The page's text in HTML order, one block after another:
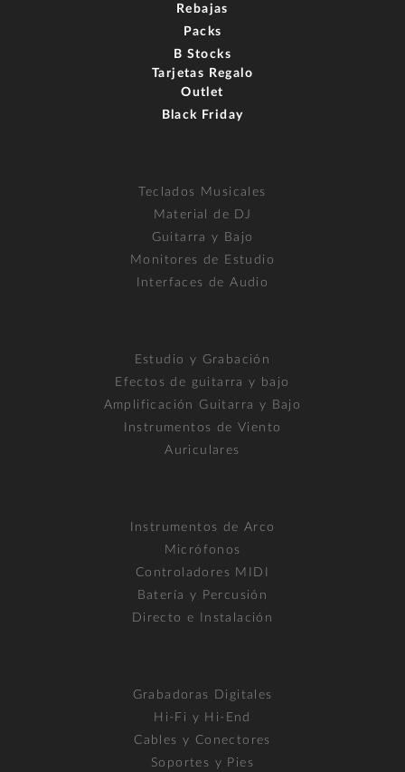
Rebajas
Packs
B Stocks
Tarjetas Regalo
Outlet
Black Friday
Teclados Musicales
Material de DJ
Guitarra y Bajo
Monitores de Estudio
Interfaces de Audio
Estudio y Grabación
Efectos de guitarra y bajo
Amplificación Guitarra y Bajo
Instrumentos de Viento
Auriculares
Instrumentos de Arco
Micrófonos
Controladores MIDI
Batería y Percusión
Directo e Instalación
Grabadoras Digitales
Hi-Fi y Hi-End
Cables y Conectores
Soportes y Pies